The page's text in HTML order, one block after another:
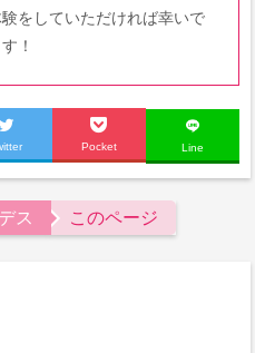
をしていただければ幸いで
！
Pocket Line
ス このページ